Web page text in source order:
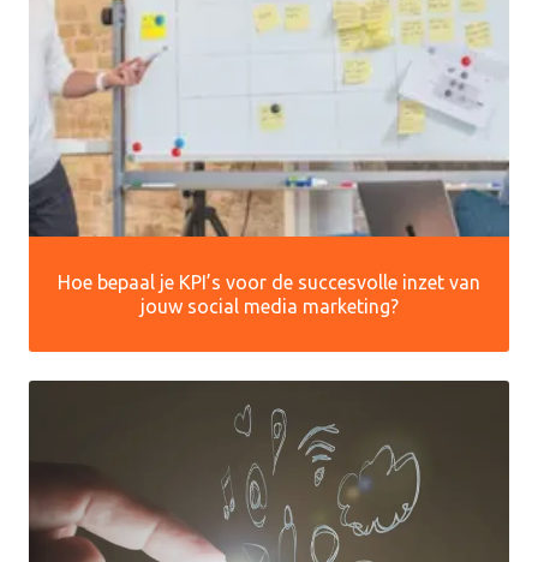
Hoe bepaal je KPI’s voor de succesvolle inzet van
jouw social media marketing?